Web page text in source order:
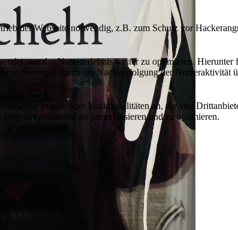
der Webseite notwendig, z.B. zum Schutz vor
um das Nutzererlebnis weiter zu optimieren.
Werbung durch die Nachverfolgung der Nutzeraktivität
Inhalte oder Funktionalitäten an, die von
ihre Angebote zu personalisieren und zu optimieren.